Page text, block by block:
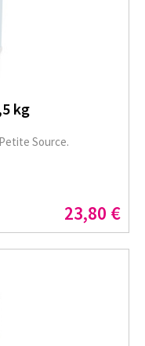
kg
Source.
23,80 €